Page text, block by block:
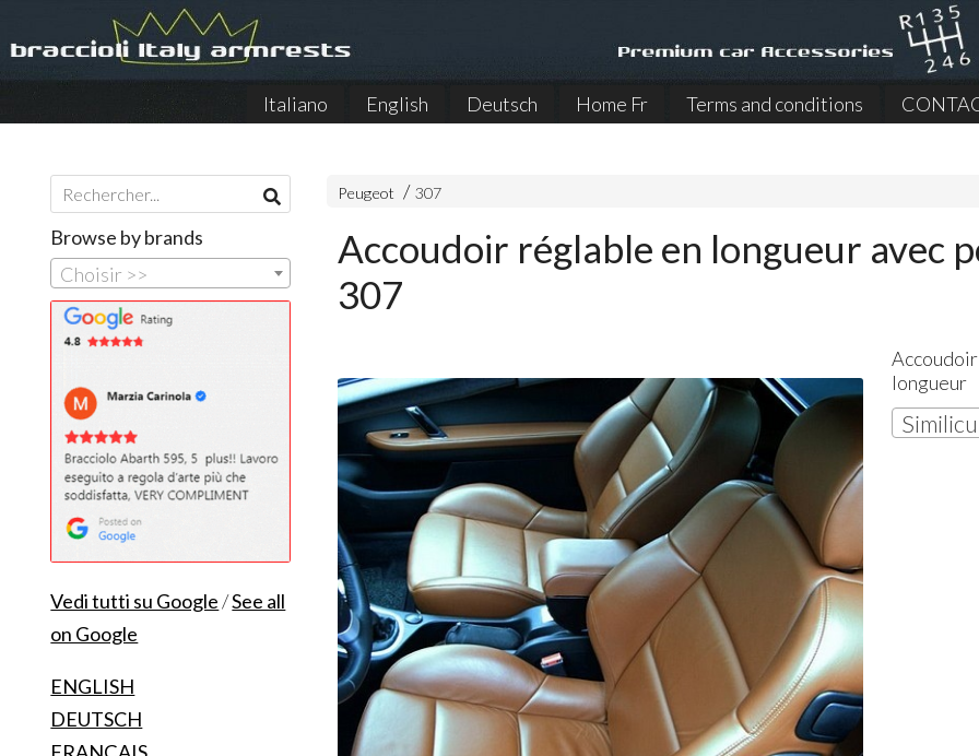
Italiano English Deutsch Home Fr Terms and conditions
Peugeot 307
Accoudoir réglable en longueur avec
307
longueur
Browse by brands
Choisir >>
Vedi tutti su Google/See all
on Google
ENGLISH
DEUTSCH
FRANÇAIS